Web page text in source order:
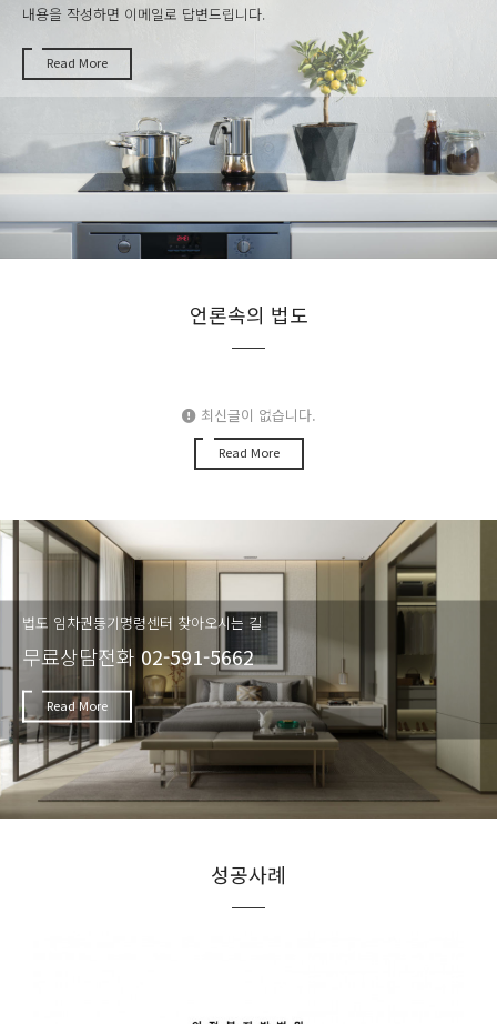
내용을 작성하면 이메일로 답변드립니다.
Read More
언론속의 법도
최신글이 없습니다.
Read More
법도 임차권등기명령센터 찾아오시는 길
무료상담전화 02-591-5662
Read More
성공사례